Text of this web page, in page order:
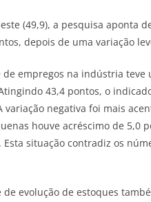
(49,9), a pesquisa aponta
depois de uma variação
empregos na indústria teve
43,4 pontos, o
negativa foi mais
houve acréscimo de 5,0
situação contradiz os
evolução de estoques